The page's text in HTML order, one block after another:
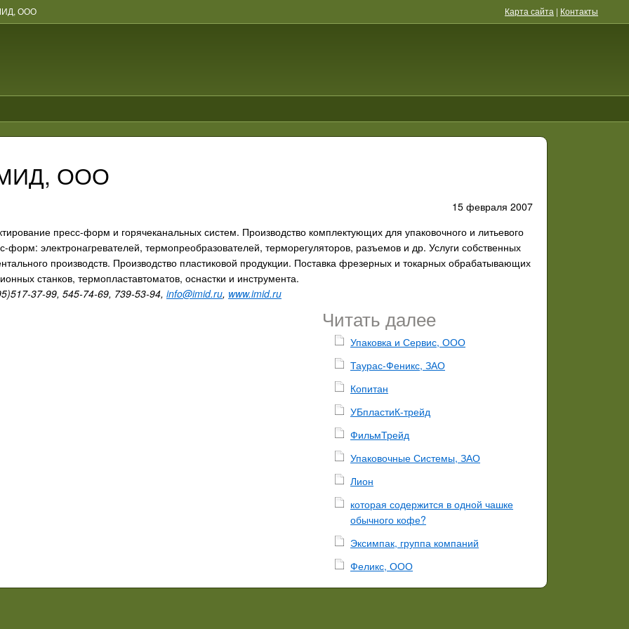
ООО Карта сайта | Контакты
ООО
15 февраля 2007
пресс-форм и горячеканальных систем. Производство комплектующих для упаковочного и литьевого
форм: электронагревателей, термопреобразователей, терморегуляторов, разъемов и др. Услуги собственных
производств. Производство пластиковой продукции. Поставка фрезерных и токарных обрабатывающих
станков, термопластавтоматов, оснастки и инструмента.
37-99, 545-74-69, 739-53-94, info@imid.ru, www.imid.ru
Читать далее
Упаковка и Сервис, ООО
Таурас-Феникс, ЗАО
Копитан
УБпластиК-трейд
ФильмТрейд
Упаковочные Системы, ЗАО
Лион
которая содержится в одной чашке
обычного кофе?
Эксимпак, группа компаний
Феликс, ООО